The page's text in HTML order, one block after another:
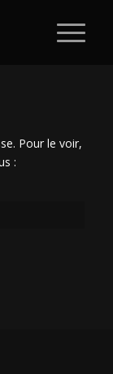
Pour le voir,
: